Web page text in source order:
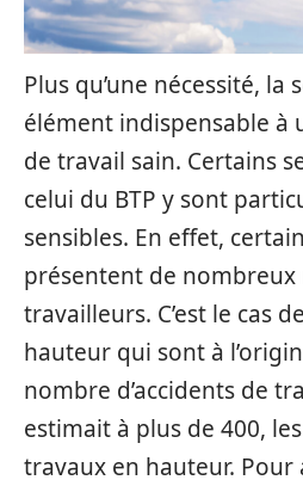
Plus qu’une nécessité, la
élément indispensable à
de travail sain. Certains
celui du BTP y sont
sensibles. En effet,
présentent de nombreux
travailleurs. C’est le cas
hauteur qui sont à
nombre d’accidents de
estimait à plus de 400,
travaux en hauteur. Pour